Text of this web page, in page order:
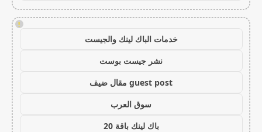
!
خدمات الباك لينك والجيست
نشر جيست بوست
guest post مقال ضيف
سوق العرب
باك لينك باقة 20